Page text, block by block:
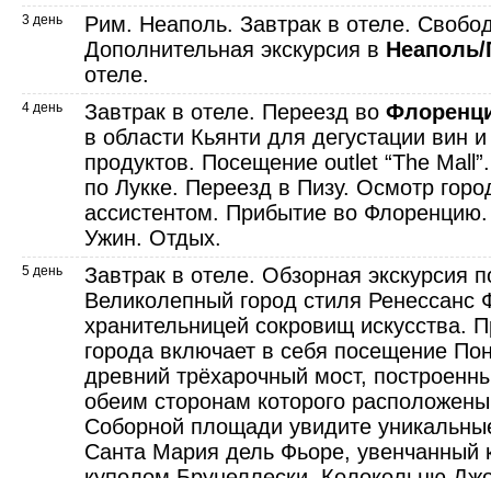
3 день
Рим. Неаполь. Завтрак в отеле.
Дополнительная экскурсия в
отеле.
4 день Завтрак в отеле. Переезд во
в области Кьянти для дегустации вин
продуктов. Посещение outlet “The
по Лукке. Переезд в Пизу. Осмотр
ассистентом. Прибытие во
Ужин. Отдых.
5 день
Завтрак в отеле. Обзорная экскурсия
Великолепный город стиля Ренессанс
хранительницей сокровищ искусства.
города включает в себя посещение
древний трёхарочный мост,
обеим сторонам которого
Соборной площади увидите
Санта Мария дель Фьоре, увенчанный